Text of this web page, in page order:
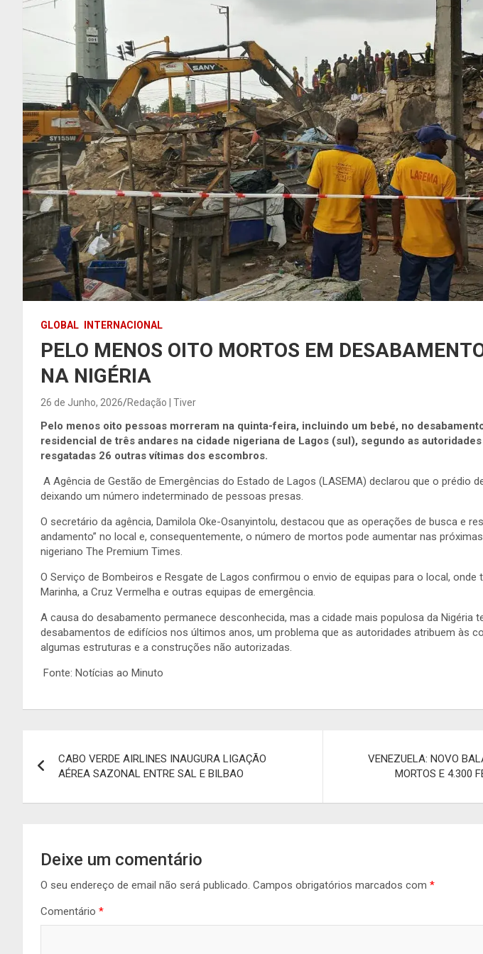
GLOBAL INTERNACIONAL
PELO MENOS OITO MORTOS EM
NA NIGÉRIA
26 de Junho, 2026 Redação | Tiver
Pelo menos oito pessoas morreram na quinta-feira, incluindo um bebé, no
residencial de três andares na cidade nigeriana de Lagos (sul), segundo as
resgatadas 26 outras vítimas dos escombros.
A Agência de Gestão de Emergências do Estado de Lagos (LASEMA) declarou que o prédio
deixando um número indeterminado de pessoas presas.
O secretário da agência, Damilola Oke-Osanyintolu, destacou que as operações de busca e
andamento” no local e, consequentemente, o número de mortos pode aumentar nas
nigeriano The Premium Times.
O Serviço de Bombeiros e Resgate de Lagos confirmou o envio de equipas para o local, onde
Marinha, a Cruz Vermelha e outras equipas de emergência.
A causa do desabamento permanece desconhecida, mas a cidade mais populosa da Nigéria
desabamentos de edifícios nos últimos anos, um problema que as autoridades atribuem às
algumas estruturas e a construções não autorizadas.
Fonte: Notícias ao Minuto
de
artigos
CABO VERDE AIRLINES INAUGURA LIGAÇÃO
AÉREA SAZONAL ENTRE SAL E BILBAO
VENEZUELA: NOVO
MORTOS E 4.300
Deixe um comentário
O seu endereço de email não será publicado. Campos obrigatórios marcados com *
Comentário *